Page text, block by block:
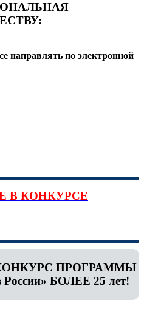
направлять по электронной
В КОНКУРСЕ
ПРОГРАММЫ
России» БОЛЕЕ 25 лет!